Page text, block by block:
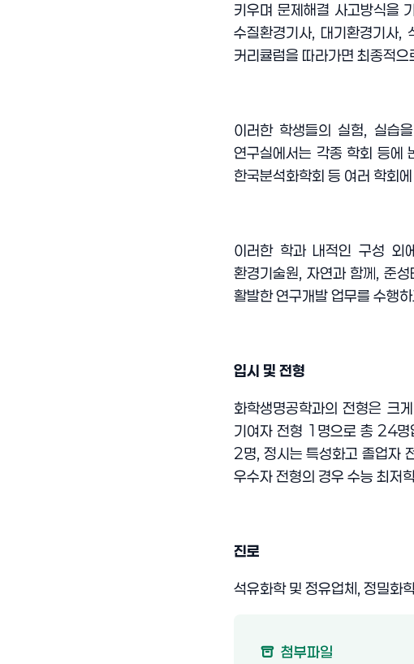
키우며 문제해결 사고방식을
수질환경기사, 대기환경기사,
커리큘럼을 따라가면 최종적
이러한 학생들의 실험, 실습
연구실에서는 각종 학회 등에
한국분석화학회 등 여러 학회
이러한 학과 내적인 구성 외
환경기술원, 자연과 함께, 준성
활발한 연구개발 업무를 수행
입시 및 전형
화학생명공학과의 전형은 크
기여자 전형 1 명으로 총24명
2명, 정시는 특성화고 졸업자
우수자 전형의 경우 수능 최저
진로
석유화학 및 정유업체 , 정밀화
첨부파일